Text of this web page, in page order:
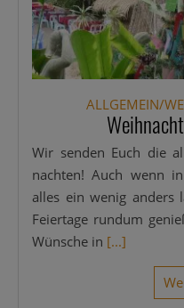
ALLGEMEIN/
Wir sen­den Euch die
nach­ten! Auch wenn
alles ein wenig
Fei­er­ta­ge rund­um
Wün­sche in [...]